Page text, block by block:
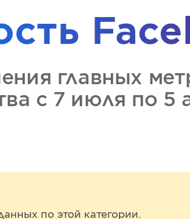
главных
с 7 июля по 5
по этой категории.